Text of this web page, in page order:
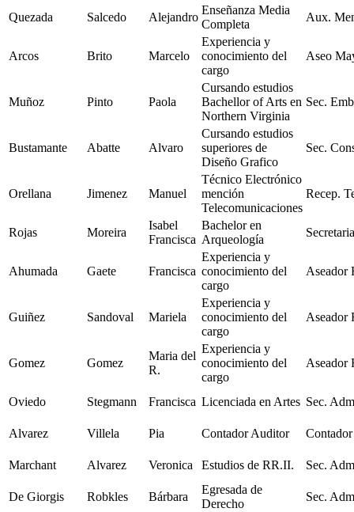
Quezada Salcedo Alejandro
Enseñanza Media
Completa
Aux.
Arcos Brito Marcelo
Experiencia y
conocimiento del
cargo
Aseo
Muñoz Pinto Paola
Cursando estudios
Bachellor of Arts en
Northern Virginia
Sec.
Bustamante Abatte Alvaro
Cursando estudios
superiores de
Diseño Grafico
Sec.
Orellana Jimenez Manuel
Técnico Electrónico
mención
Telecomunicaciones
Recep.
Rojas Moreira
Isabel
Francisca
Bachelor en
Arqueología
Secretaria
Ahumada Gaete Francisca
Experiencia y
conocimiento del
cargo
Aseador
Guiñez Sandoval Mariela
Experiencia y
conocimiento del
cargo
Aseador
Gomez Gomez
Maria del
R.
Experiencia y
conocimiento del
cargo
Aseador
Oviedo Stegmann Francisca Licenciada en Artes Sec.
Alvarez Villela Pia Contador Auditor Contador
Marchant Alvarez Veronica Estudios de RR.II. Sec.
De Giorgis Robkles Bárbara
Egresada de
Derecho
Sec.